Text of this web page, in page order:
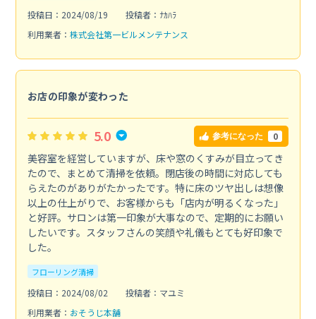
投稿日：2024/08/19
投稿者：ﾅｶﾊﾗ
利用業者： 株式会社第一ビルメンテナンス
お店の印象が変わった
5.0 参考になった 0
美容室を経営していますが、床や窓のくすみが目立ってき
たので、まとめて清掃を依頼。閉店後の時間に対応しても
らえたのがありがたかったです。特に床のツヤ出しは想像
以上の仕上がりで、お客様からも「店内が明るくなった」
と好評。サロンは第一印象が大事なので、定期的にお願い
したいです。スタッフさんの笑顔や礼儀もとても好印象で
した。
フローリング清掃
投稿日：2024/08/02
投稿者：マユミ
利用業者： おそうじ本舗